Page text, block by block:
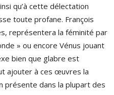
qu’à cette délectation
toute profane. François
représentera la féminité par
» ou encore Vénus jouant
bien que glabre est
ajouter à ces œuvres la
présente dans la plupart des